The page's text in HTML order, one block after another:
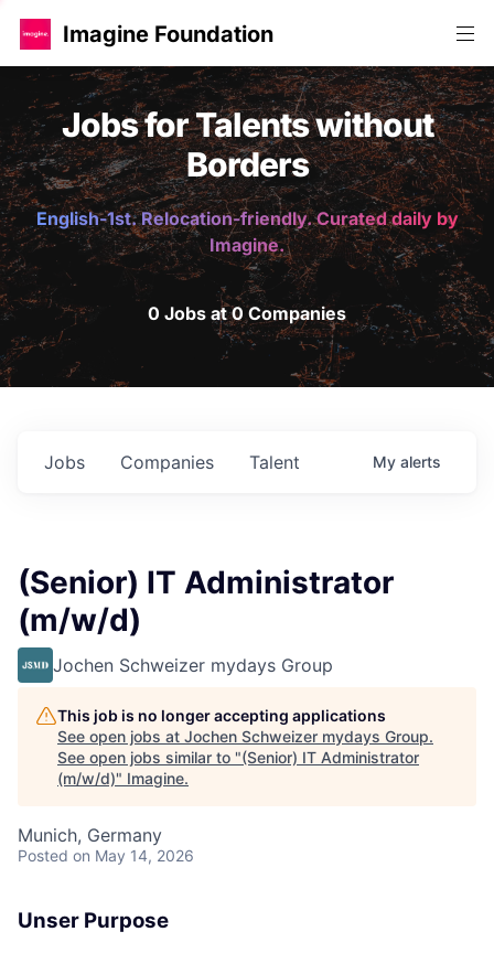
Imagine Foundation
Jobs for Talents without
Borders
English-1st. Relocation-friendly. Curated daily by
Imagine.
0 Jobs at 0 Companies
Jobs Companies Talent My alerts
(Senior) IT Administrator
(m/w/d)
Jochen Schweizer mydays Group
This job is no longer accepting applications
See open jobs at Jochen Schweizer mydays Group.
See open jobs similar to "(Senior) IT Administrator
(m/w/d)" Imagine.
Munich, Germany
Posted on May 14, 2026
Unser Purpose